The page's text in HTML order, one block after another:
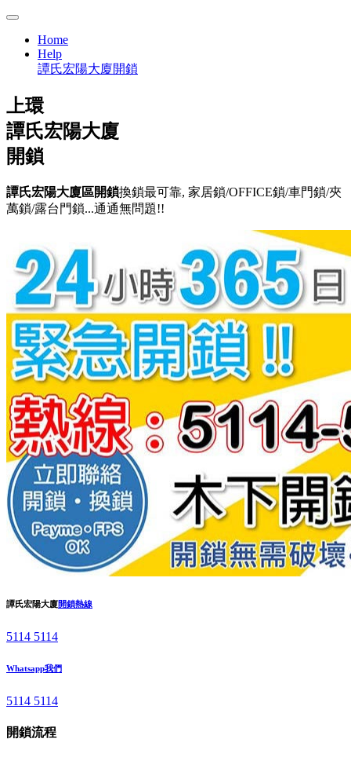
Home
Help
譚氏宏陽大廈開鎖
上環
譚氏宏陽大廈
開鎖
譚氏宏陽大廈區開鎖換鎖最可靠, 家居鎖/OFFICE鎖/車門鎖/夾
萬鎖/露台門鎖...通通無問題!!
譚氏宏陽大廈開鎖熱線
5114 5114
Whatsapp我們
5114 5114
開鎖流程